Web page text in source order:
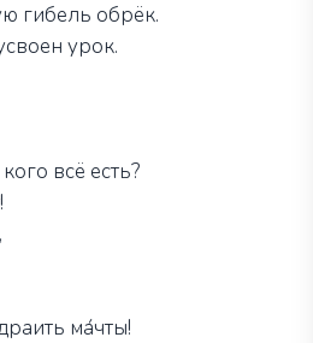
гибель обрёк.
урок.
всё есть?
ма́чты!